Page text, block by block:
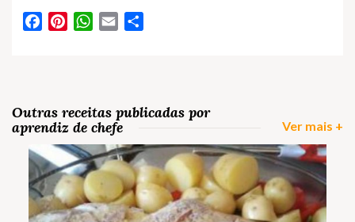
FacebookPinterestWhatsApp
Email
Outras receitas publicadas por
aprendiz de chefe
Ver mais +